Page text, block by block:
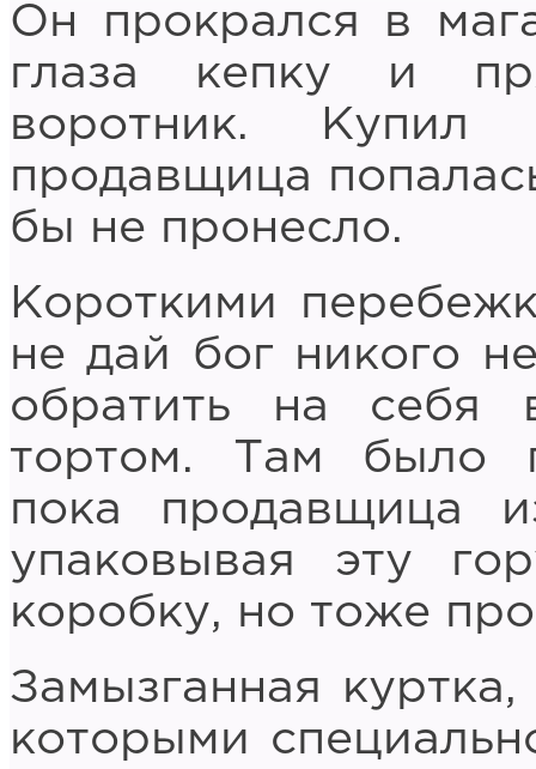
Он прокрался в
глаза кепку и
воротник.
продавщица
бы не пронесло.
Короткими
не дай бог никого
обратить на себя
тортом. Там было
пока продавщица
упаковывая эту
коробку, но тоже
Замызганная
которыми